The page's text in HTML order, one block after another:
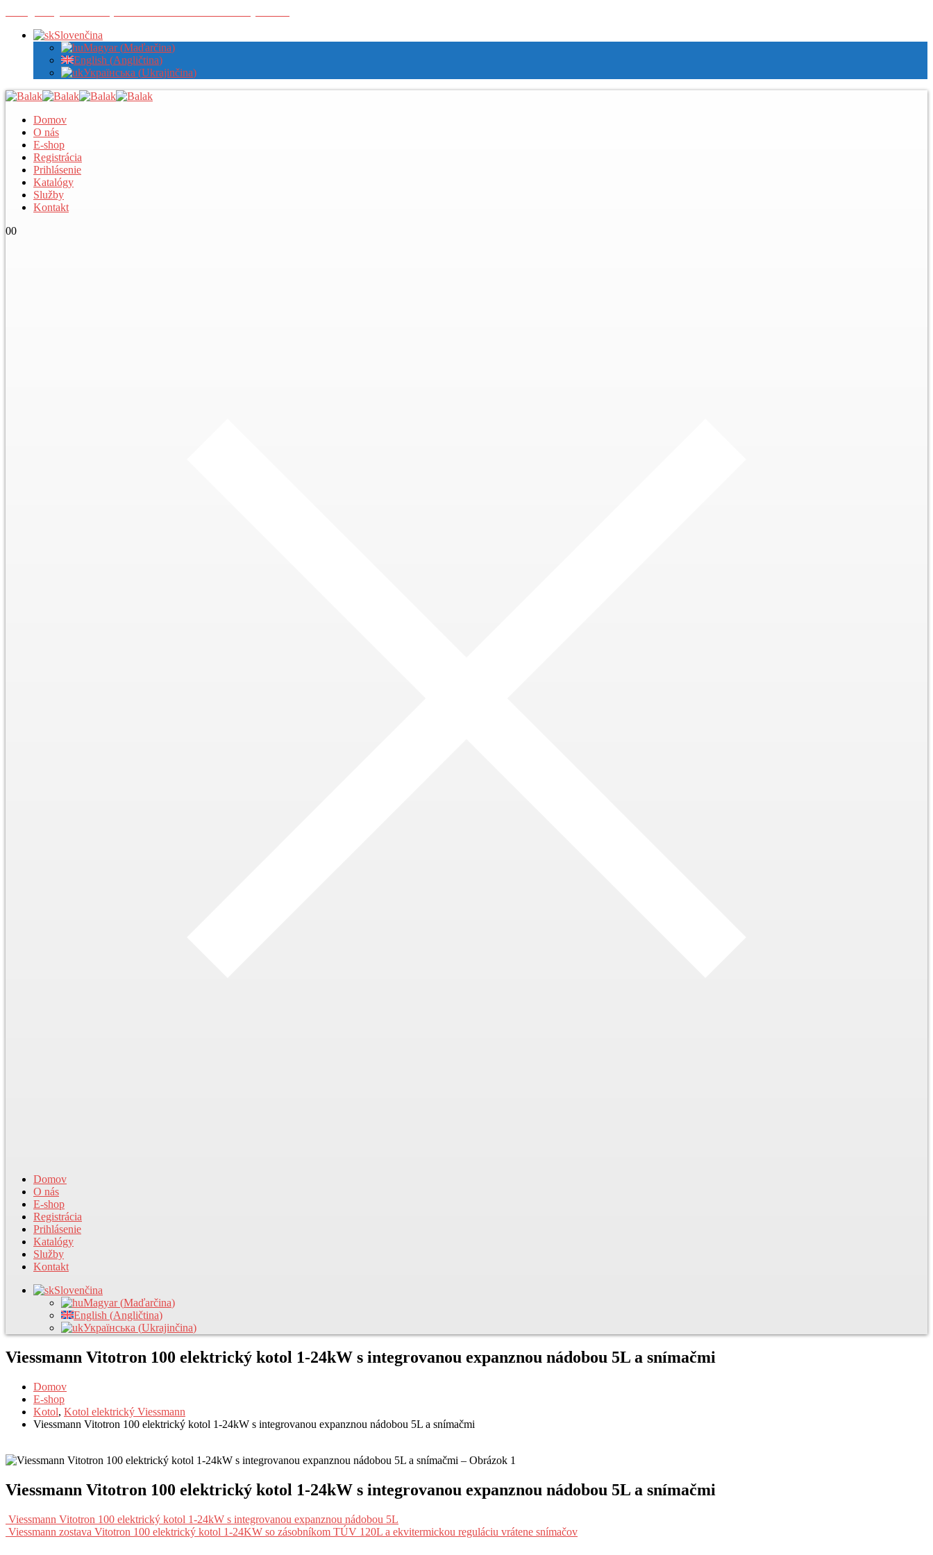
Slovenčina
Magyar (Maďarčina)
English (Angličtina)
Українська (Ukrajinčina)
Domov
O nás
E-shop
Registrácia
Prihlásenie
Katalógy
Služby
Kontakt
00
Domov
O nás
E-shop
Registrácia
Prihlásenie
Katalógy
Služby
Kontakt
Slovenčina
Magyar (Maďarčina)
English (Angličtina)
Українська (Ukrajinčina)
Viessmann Vitotron 100 elektrický kotol 1-24kW s integrovanou expanznou nádobou 5L a snímačmi
Domov
E-shop
Kotol, Kotol elektrický Viessmann
Viessmann Vitotron 100 elektrický kotol 1-24kW s integrovanou expanznou nádobou 5L a snímačmi
Viessmann Vitotron 100 elektrický kotol 1-24kW s integrovanou expanznou nádobou 5L a snímačmi
Viessmann Vitotron 100 elektrický kotol 1-24kW s integrovanou expanznou nádobou 5L
Viessmann zostava Vitotron 100 elektrický kotol 1-24KW so zásobníkom TÚV 120L a ekvitermickou reguláciu vrátene snímačov